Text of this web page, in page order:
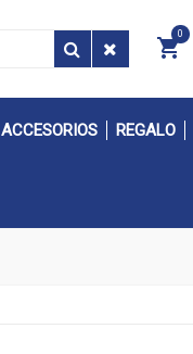
0
ACCESORIOS REGALO